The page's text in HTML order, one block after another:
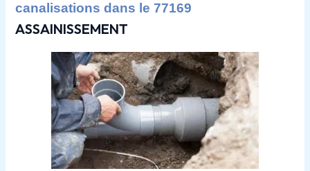
canalisations dans le 77169
ASSAINISSEMENT